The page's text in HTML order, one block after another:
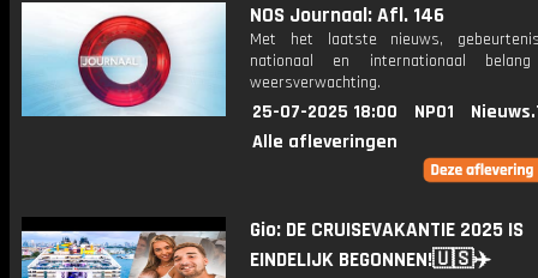
NOS Journaal: Afl. 146
Met het laatste nieuws,
nationaal en internationaal
weersverwachting.
25-07-2025 18:00 NPO1
Alle afleveringen
Gio: DE CRUISEVAKANTIE 2025 IS
EINDELIJK BEGONNEN!🇺🇸✈️